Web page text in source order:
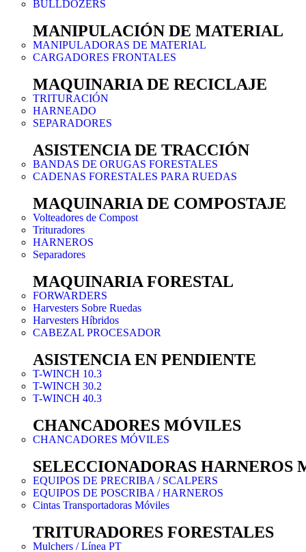
BULLDOZERS
MANIPULACIÓN DE MATERIAL
MANIPULADORAS DE MATERIAL
CARGADORES FRONTALES
MAQUINARIA DE RECICLAJE
TRITURACIÓN
HARNEADO
SEPARADORES
ASISTENCIA DE TRACCIÓN
BANDAS DE ORUGAS FORESTALES
CADENAS FORESTALES PARA RUEDAS
MAQUINARIA DE COMPOSTAJE
Volteadores de Compost
Trituradores
HARNEROS
Separadores
MAQUINARIA FORESTAL
FORWARDERS
Harvesters Sobre Ruedas
Harvesters Híbridos
CABEZAL PROCESADOR
ASISTENCIA EN PENDIENTE
T-WINCH 10.3
T-WINCH 30.2
T-WINCH 40.3
CHANCADORES MÓVILES
CHANCADORES MÓVILES
SELECCIONADORAS HARNEROS
EQUIPOS DE PRECRIBA / SCALPERS
EQUIPOS DE POSCRIBA / HARNEROS
Cintas Transportadoras Móviles
TRITURADORES FORESTALES
Mulchers / Línea PT